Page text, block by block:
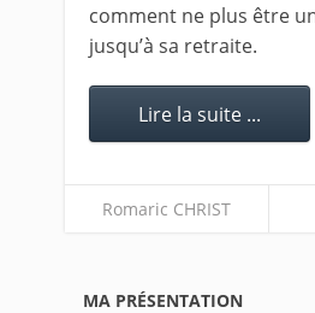
comment ne plus être
jusqu’à sa retraite.
Lire la suite ...
Romaric CHRIST
MA PRÉSENTATION